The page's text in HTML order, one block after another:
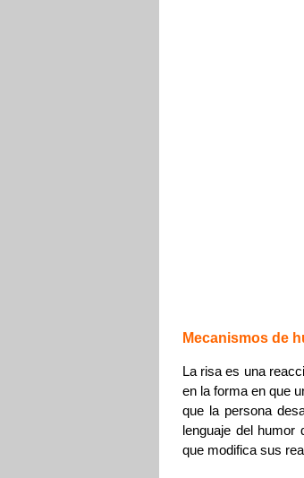
Mecanismos de
La risa es una
en la forma en que
que la persona
lenguaje del
que modifica sus